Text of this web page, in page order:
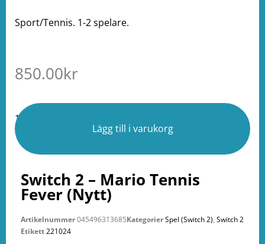
Sport/Tennis. 1-2 spelare.
850.00kr
1 i lager
Lägg till i varukorg
Switch 2 – Mario Tennis
Fever (Nytt)
Artikelnummer045496313685KategorierSpel (Switch 2), Switch 2
Etikett221024